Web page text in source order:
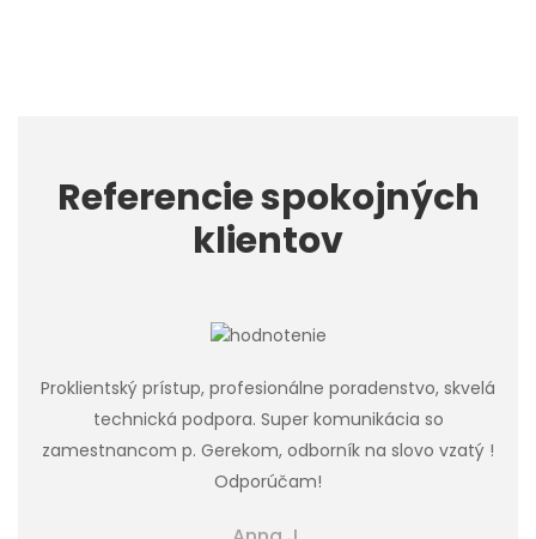
Referencie spokojných
klientov
Proklientský prístup, profesionálne poradenstvo, skvelá
technická podpora. Super komunikácia so
zamestnancom p. Gerekom, odborník na slovo vzatý !
Odporúčam!